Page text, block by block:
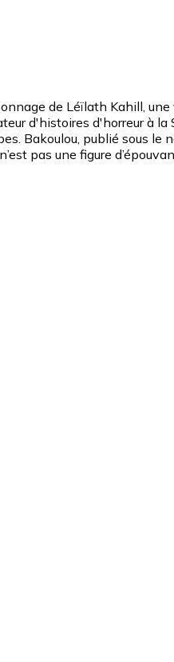
de Léïlath Kahill,
d'histoires d'horreur à
Bakoulou, publié sous
pas une figure